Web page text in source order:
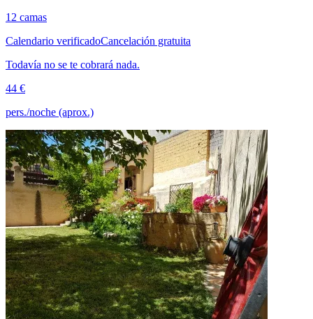
12 camas
Calendario verificadoCancelación gratuita
Todavía no se te cobrará nada.
44 €
pers./noche (aprox.)